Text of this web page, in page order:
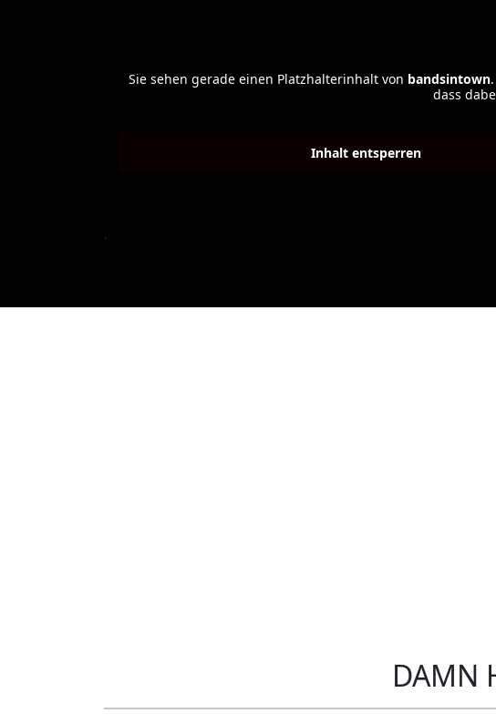
Sie sehen gerade einen Platzhalterinhalt von bandsintown
dass
Inhalt entsperren
'
DAMN